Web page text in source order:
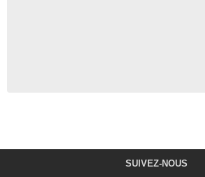
SUIVEZ-NOUS